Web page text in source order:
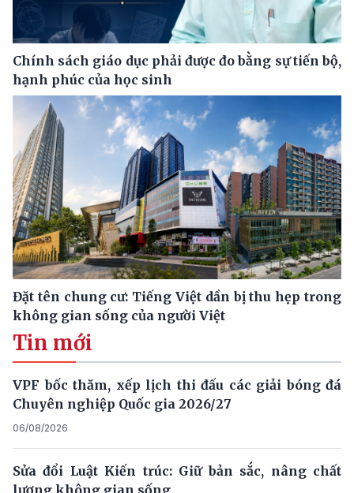
Chính sách giáo dục phải được đo bằng sự tiến bộ,
hạnh phúc của học sinh
Đặt tên chung cư: Tiếng Việt dần bị thu hẹp trong
không gian sống của người Việt
Tin mới
VPF bốc thăm, xếp lịch thi đấu các giải bóng đá
Chuyên nghiệp Quốc gia 2026/27
06/08/2026
Sửa đổi Luật Kiến trúc: Giữ bản sắc, nâng chất